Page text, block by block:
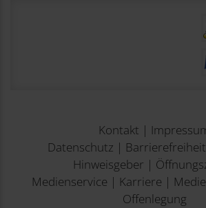
Kontakt |
Datenschutz |
Hinweisgeber |
Medienservice | Karriere |
Offenlegung